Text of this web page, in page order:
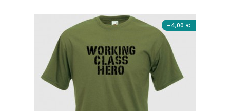
-4,00 €